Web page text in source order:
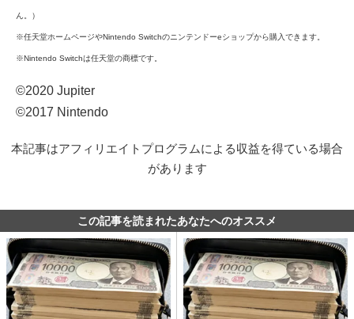
ん。）
※任天堂ホームページやNintendo Switchのニンテンドーeショップから購入できます。
※Nintendo Switchは任天堂の商標です。
©2020 Jupiter
©2017 Nintendo
本記事はアフィリエイトプログラムによる収益を得ている場合
があります
この記事を読まれたあなたへのオススメ